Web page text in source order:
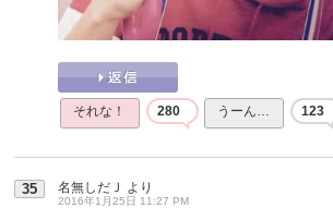
それな！ 280 うーん… 123
35 名無しだＪ より
2016年1月25日 11:27 PM